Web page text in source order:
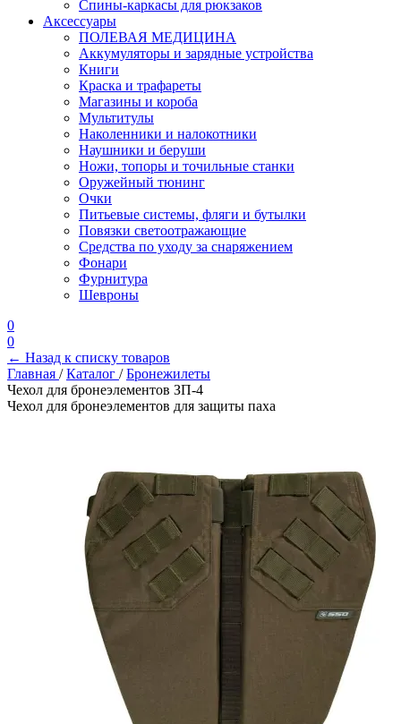
Спины-каркасы для рюкзаков
Аксессуары
ПОЛЕВАЯ МЕДИЦИНА
Аккумуляторы и зарядные устройства
Книги
Краска и трафареты
Магазины и короба
Мультитулы
Наколенники и налокотники
Наушники и беруши
Ножи, топоры и точильные станки
Оружейный тюнинг
Очки
Питьевые системы, фляги и бутылки
Повязки светоотражающие
Средства по уходу за снаряжением
Фонари
Фурнитура
Шевроны
0
0
← Назад к списку товаров
Главная / Каталог / Бронежилеты
Чехол для бронеэлементов ЗП-4
Чехол для бронеэлементов для защиты паха